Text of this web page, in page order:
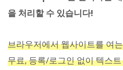
을 처리할 수 있습니다!
브라우저에서 웹사이트를 여
무료, 등록/로그인 없이 텍스